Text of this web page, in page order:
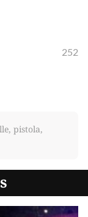
252
pistola,